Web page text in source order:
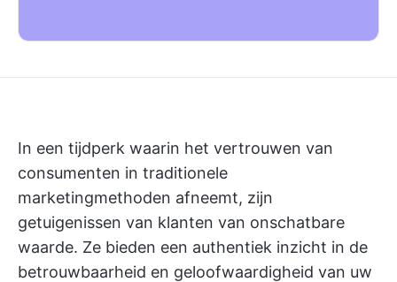
In een tijdperk waarin het vertrouwen van
consumenten in traditionele
marketingmethoden afneemt, zijn
getuigenissen van klanten van onschatbare
waarde. Ze bieden een authentiek inzicht in de
betrouwbaarheid en geloofwaardigheid van uw